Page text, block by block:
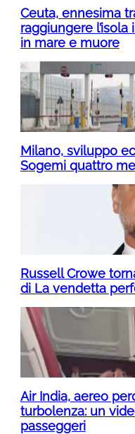
Ceuta, ennesima
raggiungere
in mare e muore
Milano, sviluppo
Sogemi quattro
Russell Crowe
di La vendetta
Air India, aereo
turbolenza: un
passeggeri